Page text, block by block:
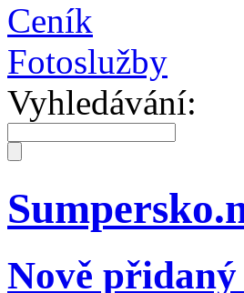
Ceník
Fotoslužby
Vyhledávání:
Nově